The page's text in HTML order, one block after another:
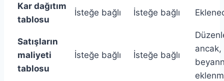
Kar dağıtım
tablosu
İsteğe bağlı İsteğe bağlı
Satışların
maliyeti
tablosu
İsteğe bağlı İsteğe bağlı
ancak,